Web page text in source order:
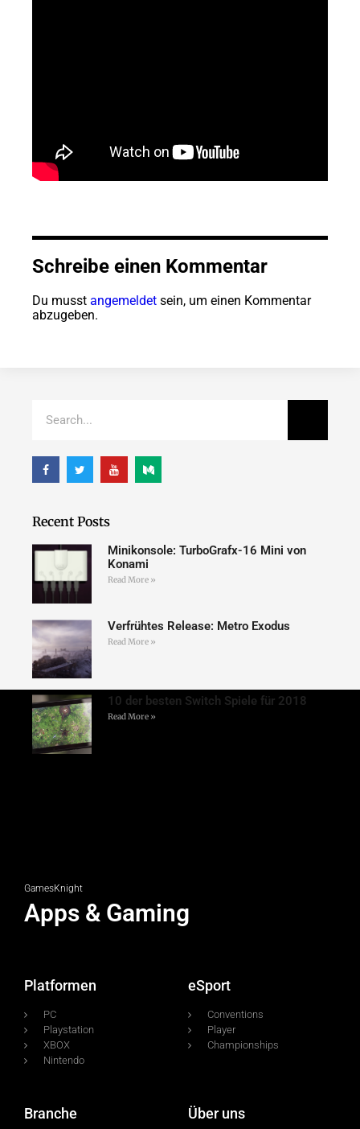
Schreibe einen Kommentar
Du musst angemeldet sein, um einen Kommentar
abzugeben.
Recent Posts
Minikonsole: TurboGrafx-16 Mini von
Konami
Read More »
Verfrühtes Release: Metro Exodus
Read More »
10 der besten Switch Spiele für 2018
Read More »
GamesKnight
Apps & Gaming
Platformen
PC
Playstation
XBOX
Nintendo
eSport
Conventions
Player
Championships
Branche Über uns